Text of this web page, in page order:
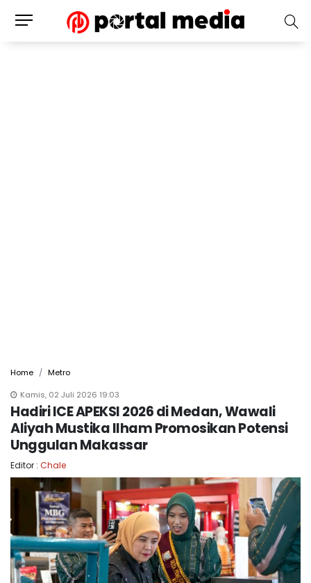
Home
Metro
Kamis, 02 Juli 2026 19:03
Hadiri ICE APEKSI 2026 di Medan, Wawali
Aliyah Mustika Ilham Promosikan Potensi
Unggulan Makassar
Editor : Chale